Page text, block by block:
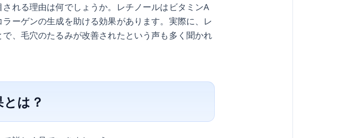
れる理由は何でしょうか。レチノールはビタミンA
ーゲンの生成を助ける効果があります。実際に、レ
、毛穴のたるみが改善されたという声も多く聞かれ
は？